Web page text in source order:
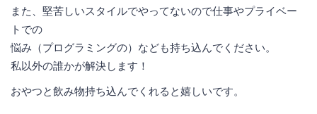
また、堅苦しいスタイルでやってないので仕事やプライベー
トでの
悩み（プログラミングの）なども持ち込んでください。
私以外の誰かが解決します！
おやつと飲み物持ち込んでくれると嬉しいです。